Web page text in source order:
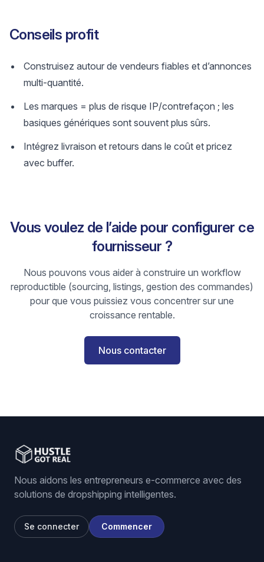
Conseils profit
Construisez autour de vendeurs fiables et d’annonces
multi-quantité.
Les marques = plus de risque IP/contrefaçon ; les
basiques génériques sont souvent plus sûrs.
Intégrez livraison et retours dans le coût et pricez
avec buffer.
Vous voulez de l’aide pour configurer ce
fournisseur ?
Nous pouvons vous aider à construire un workflow
reproductible (sourcing, listings, gestion des commandes)
pour que vous puissiez vous concentrer sur une
croissance rentable.
Nous contacter
Nous aidons les entrepreneurs e-commerce avec des
solutions de dropshipping intelligentes.
Se connecter Commencer